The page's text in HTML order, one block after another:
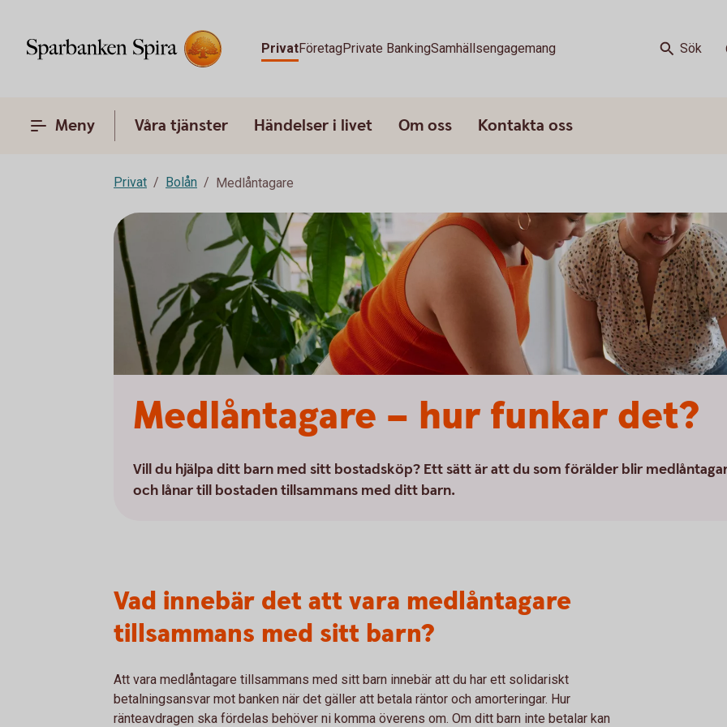
PrivatFöretagPrivate BankingSamhällsengagemang Sök
Meny Våra tjänster Händelser i livet Om oss Kontakta oss
Privat Bolån Medlåntagare
Medlåntagare – hur funkar det?
Vill du hjälpa ditt barn med sitt bostadsköp? Ett sätt är att du som förälder blir
och lånar till bostaden tillsammans med ditt barn.
Vad innebär det att vara medlåntagare
tillsammans med sitt barn?
Att vara medlåntagare tillsammans med sitt barn innebär att du har ett solidariskt
betalningsansvar mot banken när det gäller att betala räntor och amorteringar. Hur
ränteavdragen ska fördelas behöver ni komma överens om. Om ditt barn inte betalar kan